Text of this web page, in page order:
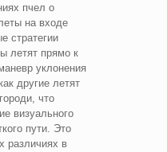
пчел о
на входе
стратегии
летят прямо к
уклонения
другие летят
что
визуального
пути. Это
различиях в